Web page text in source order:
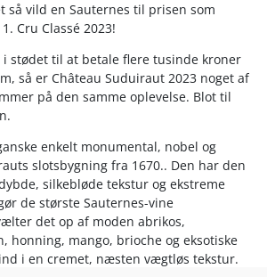
så vild en Sauternes til prisen som
Cru Classé 2023!
i stødet til at betale flere tusinde kroner
så er Château Suduiraut 2023 noget af
på den samme oplevelse. Blot til
enkelt monumental, nobel og
slotsbygning fra 1670.. Den har den
silkebløde tekstur og ekstreme
de største Sauternes-vine
det op af moden abrikos,
honning, mango, brioche og eksotiske
i en cremet, næsten vægtløs tekstur.